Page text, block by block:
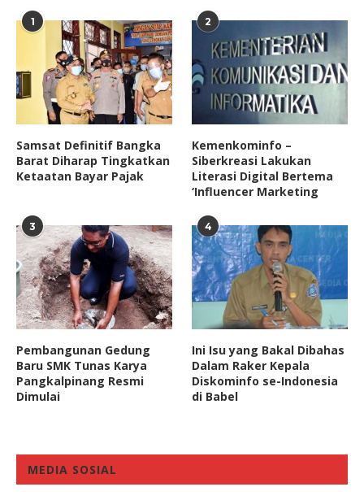
1
Samsat Definitif Bangka
Barat Diharap Tingkatkan
Ketaatan Bayar Pajak
2
Kemenkominfo –
Siberkreasi Lakukan
Literasi Digital Bertema
‘Influencer Marketing
3
Pembangunan Gedung
Baru SMK Tunas Karya
Pangkalpinang Resmi
Dimulai
4
Ini Isu yang Bakal Dibahas
Dalam Raker Kepala
Diskominfo se-Indonesia
di Babel
MEDIA SOSIAL